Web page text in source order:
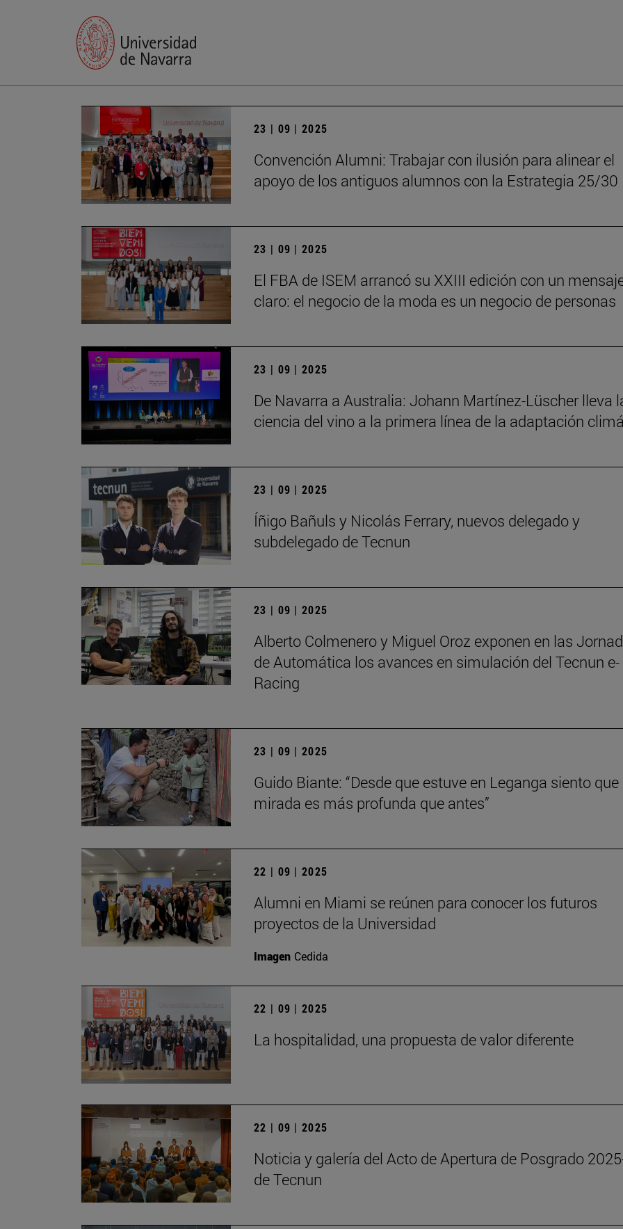
23 | 09 | 2025
Convención Alumni: Trabajar con ilusión para alinear el
apoyo de los antiguos alumnos con la Estrategia 25/30
23 | 09 | 2025
El FBA de ISEM arrancó su XXIII edición con un
claro: el negocio de la moda es un negocio de personas
23 | 09 | 2025
De Navarra a Australia: Johann Martínez-Lüscher lleva
ciencia del vino a la primera línea de la adaptación
23 | 09 | 2025
Íñigo Bañuls y Nicolás Ferrary, nuevos delegado y
subdelegado de Tecnun
23 | 09 | 2025
Alberto Colmenero y Miguel Oroz exponen en las
de Automática los avances en simulación del Tecnun e-
Racing
23 | 09 | 2025
Guido Biante: “Desde que estuve en Leganga siento
mirada es más profunda que antes”
22 | 09 | 2025
Alumni en Miami se reúnen para conocer los futuros
proyectos de la Universidad
Imagen Cedida
22 | 09 | 2025
La hospitalidad, una propuesta de valor diferente
22 | 09 | 2025
Noticia y galería del Acto de Apertura de Posgrado
de Tecnun